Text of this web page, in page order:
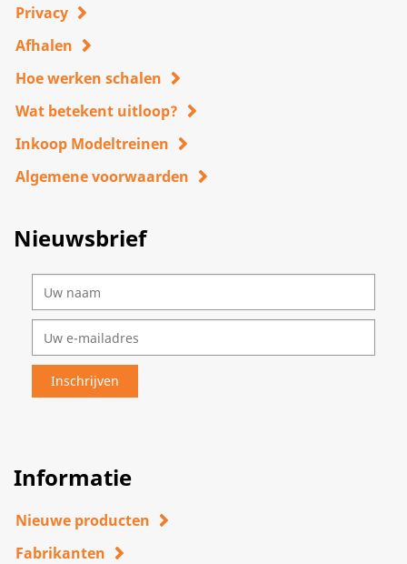
Privacy
Afhalen
Hoe werken schalen
Wat betekent uitloop?
Inkoop Modeltreinen
Algemene voorwaarden
Nieuwsbrief
Informatie
Nieuwe producten
Fabrikanten